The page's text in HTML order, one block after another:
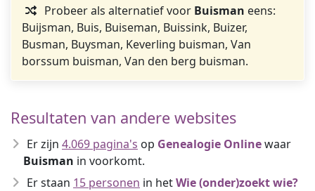
Probeer als alternatief voor Buisman eens:
Buijsman, Buis, Buiseman, Buissink, Buizer,
Busman, Buysman, Keverling buisman, Van
borssum buisman, Van den berg buisman.
Resultaten van andere websites
Er zijn 4.069 pagina's op Genealogie Onlinewaar
Buisman in voorkomt.
Er staan 15 personen in hetWie (onder)zoekt wie?